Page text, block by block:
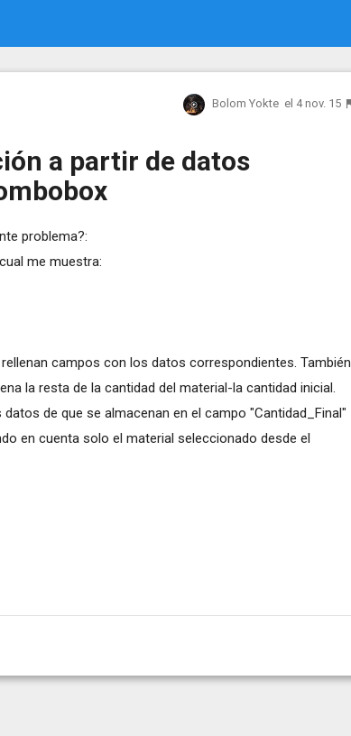
Bolom Yokte el 4 nov. 15
a partir de datos
problema?:
me muestra:
campos con los datos correspondientes. También
la resta de la cantidad del material-la cantidad inicial.
de que se almacenan en el campo "Cantidad_Final"
en cuenta solo el material seleccionado desde el